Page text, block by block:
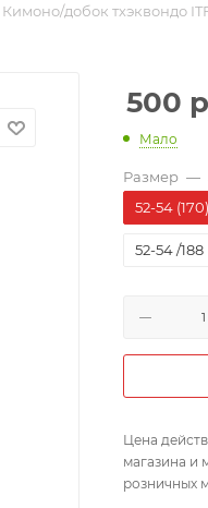
Кимоно/добок тхэквондо
500
Мало
Размер —
52-54 (170)
52-54 /188
Цена
магазина и
розничных